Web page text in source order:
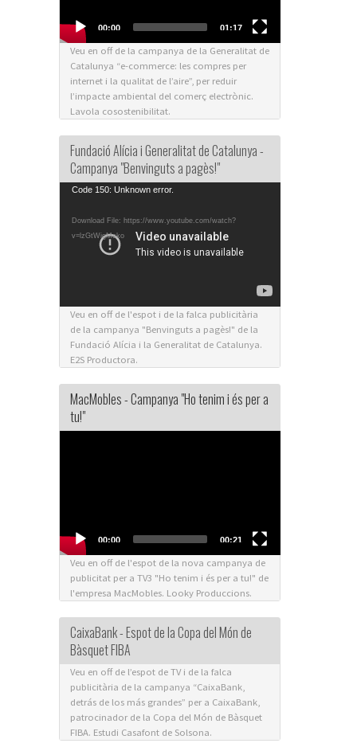
00:00 01:17
Veu en off de la campanya de la Generalitat de
Catalunya “e-commerce: les compres per
internet i la qualitat de l’aire”, per reduir
l’impacte ambiental del comerç electrònic.
Lavola cosostenibilitat.
Fundació Alícia i Generalitat de Catalunya -
Campanya "Benvinguts a pagès!"
Video
Code 150: Unknown error.
Download File: https://www.youtube.com/watch?
v=lzGtWigMsko
Veu en off de l'espot i de la falca publicitària
de la campanya "Benvinguts a pagès!" de la
Fundació Alícia i la Generalitat de Catalunya.
E2S Productora.
MacMobles - Campanya "Ho tenim i és per a
tu!"
00:00 00:21
Veu en off de l'espot de la nova campanya de
publicitat per a TV3 "Ho tenim i és per a tu!" de
l'empresa MacMobles. Looky Produccions.
CaixaBank - Espot de la Copa del Món de
Bàsquet FIBA
Veu en off de l’espot de TV i de la falca
publicitària de la campanya “CaixaBank,
detrás de los más grandes” per a CaixaBank,
patrocinador de la Copa del Món de Bàsquet
FIBA. Estudi Casafont de Solsona.